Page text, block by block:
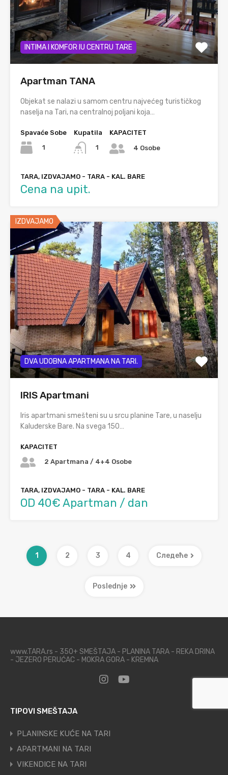
INTIMA I KOMFOR IU CENTRU TARE
Apartman TANA
Objekat se nalazi u samom centru najvećeg turističkog
naselja na Tari, na centralnoj poljani koja…
Spavaće Sobe
1
Kupatila
1
KAPACITET
4 Osobe
TARA, IZDVAJAMO - TARA - KAL. BARE
Cena na upit.
IZDVAJAMO
DVA UDOBNA APARTMANA NA TARI.
IRIS Apartmani
Iris apartmani smešteni su u srcu planine Tare, u naselju
Kaluđerske Bare. Na svega 150…
KAPACITET
2 Apartmana / 4+4 Osobe
TARA, IZDVAJAMO - TARA - KAL. BARE
OD 40€ Apartman / dan
1 2 3 4 Следеће
Poslednje
www.TARA.rs - 350+ SMEŠTAJA - PLANINA TARA - REKA DRINA
- JEZERO PERUĆAC - MOKRA GORA - KREMNA
TIPOVI SMEŠTAJA
PLANINSKE KUĆE NA TARI
APARTMANI NA TARI
VIKENDICE NA TARI